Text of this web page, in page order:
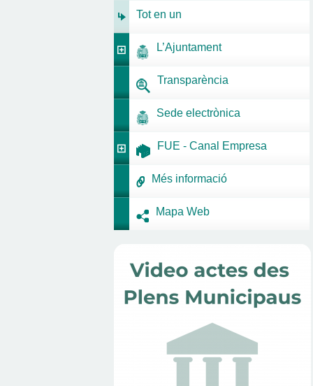
Tot en un
L’Ajuntament
Transparència
Sede electrònica
FUE - Canal Empresa
Més informació
Mapa Web